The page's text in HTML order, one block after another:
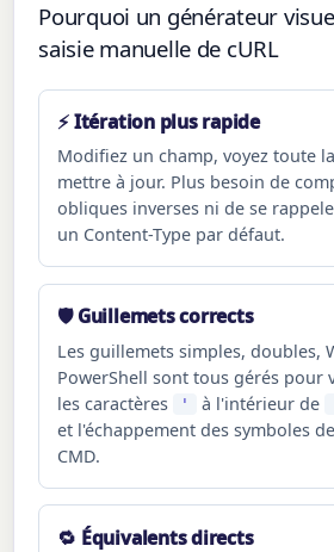
Pourquoi un générateur
saisie manuelle de cURL
⚡ Itération plus rapide
Modifiez un champ, voyez toute
mettre à jour. Plus besoin de
obliques inverses ni de se
un Content-Type par défaut.
🛡 Guillemets corrects
Les guillemets simples, doubles,
PowerShell sont tous gérés pour
les caractères
' à l'intérieur de
et l'échappement des symboles
CMD.
🔁 Équivalents directs